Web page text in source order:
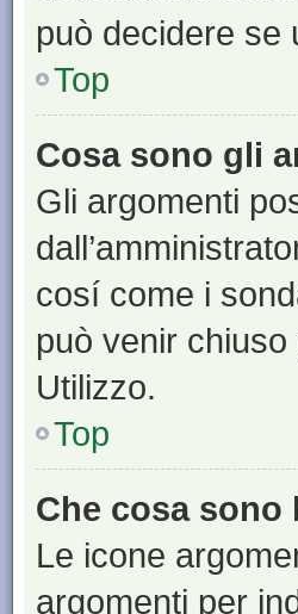
può decidere se
Top
Cosa sono gli
Gli argomenti
cosí come i
può venir
Utilizzo.
Top
Che cosa sono
Le icone
argomenti per